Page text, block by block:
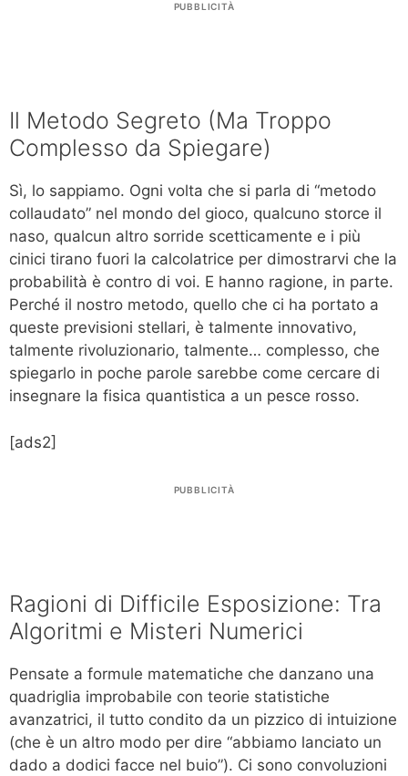
PUBBLICITÀ
Il Metodo Segreto (Ma Troppo
Complesso da Spiegare)
Sì, lo sappiamo. Ogni volta che si parla di “metodo
collaudato” nel mondo del gioco, qualcuno storce il
naso, qualcun altro sorride scetticamente e i più
cinici tirano fuori la calcolatrice per dimostrarvi che la
probabilità è contro di voi. E hanno ragione, in parte.
Perché il nostro metodo, quello che ci ha portato a
queste previsioni stellari, è talmente innovativo,
talmente rivoluzionario, talmente… complesso, che
spiegarlo in poche parole sarebbe come cercare di
insegnare la fisica quantistica a un pesce rosso.
[ads2]
PUBBLICITÀ
Ragioni di Difficile Esposizione: Tra
Algoritmi e Misteri Numerici
Pensate a formule matematiche che danzano una
quadriglia improbabile con teorie statistiche
avanzatrici, il tutto condito da un pizzico di intuizione
(che è un altro modo per dire “abbiamo lanciato un
dado a dodici facce nel buio”). Ci sono convoluzioni